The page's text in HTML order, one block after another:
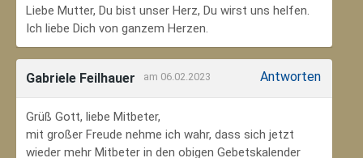
Liebe Mutter, Du bist unser Herz, Du wirst uns helfen.
Ich liebe Dich von ganzem Herzen.
Gabriele Feilhauer am 06.02.2023 Antworten
Grüß Gott, liebe Mitbeter,
mit großer Freude nehme ich wahr, dass sich jetzt
wieder mehr Mitbeter in den obigen Gebetskalender